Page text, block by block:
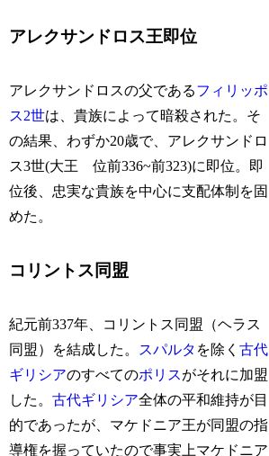
アレクサンドロス王即位
アレクサンドロスの父であるフィリッポ
ス2世は、貴族によって暗殺された。そ
の結果、わずか20歳で、アレクサンドロ
ス3世(大王 位前336~前323)に即位。即
位後、忠実な貴族を中心に支配体制を固
めた。
コリントス同盟
紀元前337年、コリントス同盟（ヘラス
同盟）を結成した。
スパルタ を除く古代
ギリシアのすべてのポリスがそれに加盟
した。古代ギリシア全体の平和維持が目
的であったが、マケドニア王が同盟の指
導権を握っていたので事実上マケドニア